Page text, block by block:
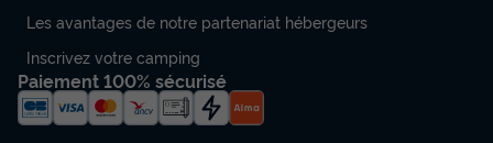
Les avantages de notre partenariat hébergeurs
Inscrivez votre camping
Paiement 100% sécurisé